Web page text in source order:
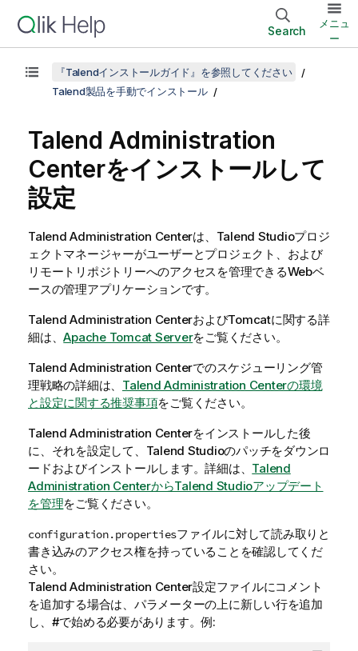
Search
メニュ
ー
『Talendインストールガイド』を参照してください
Talend製品を手動でインストール
Talend Administration
Centerをインストールして
設定
Talend Administration Centerは、 Talend Studioプロジ
ェクトマネージャーがユーザーとプロジェクト、および
リモートリポジトリーへのアクセスを管理できるWebベ
ースの管理アプリケーションです。
Talend Administration CenterおよびTomcatに関する詳
細は、Apache Tomcat Serverをご覧ください。
Talend Administration Centerでのスケジューリング管
理戦略の詳細は、 Talend Administration Centerの環境
と設定に関する推奨事項をご覧ください。
Talend Administration Centerをインストールした後
に、それを設定して、 Talend Studioのパッチをダウンロ
ードおよびインストールします。詳細は、 Talend
Administration CenterからTalend Studioアップデート
を管理をご覧ください。
configuration.propertiesファイルに対して読み取りと
書き込みのアクセス権を持っていることを確認してくだ
さい。
Talend Administration Center設定ファイルにコメント
を追加する場合は、パラメーターの上に新しい行を追加
し、#で始める必要があります。例: